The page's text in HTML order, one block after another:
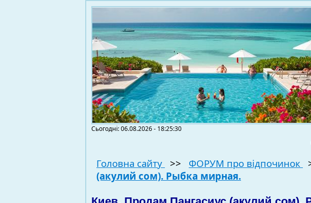
Сьогодні: 06.08.2026 - 18:25:30
Головна сайту
>> ФОРУМ про відпочинок
(акулий сом). Рыбка мирная.